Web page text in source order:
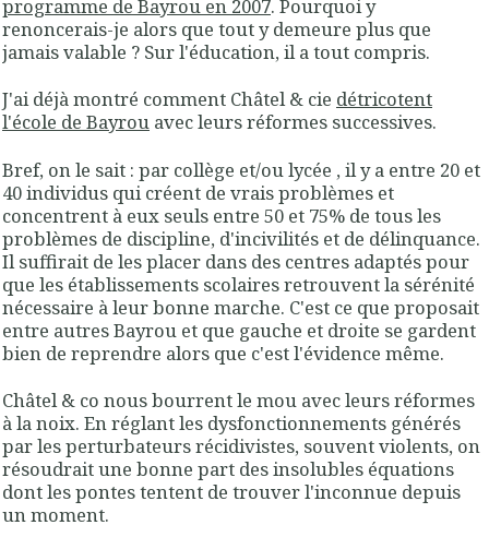
programme de Bayrou en 2007. Pourquoi y
renoncerais-je alors que tout y demeure plus que
jamais valable ? Sur l'éducation, il a tout compris.
J'ai déjà montré comment Châtel & cie détricotent
l'école de Bayrou avec leurs réformes successives.
Bref, on le sait : par collège et/ou lycée , il y a entre 20 et
40 individus qui créent de vrais problèmes et
concentrent à eux seuls entre 50 et 75% de tous les
problèmes de discipline, d'incivilités et de délinquance.
Il suffirait de les placer dans des centres adaptés pour
que les établissements scolaires retrouvent la sérénité
nécessaire à leur bonne marche. C'est ce que proposait
entre autres Bayrou et que gauche et droite se gardent
bien de reprendre alors que c'est l'évidence même.
Châtel & co nous bourrent le mou avec leurs réformes
à la noix. En réglant les dysfonctionnements générés
par les perturbateurs récidivistes, souvent violents, on
résoudrait une bonne part des insolubles équations
dont les pontes tentent de trouver l'inconnue depuis
un moment.